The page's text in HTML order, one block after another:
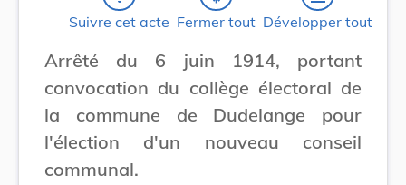
Suivre cet acte Fermer tout Développer tout
Arrêté du 6 juin 1914, portant
convocation du collège électoral de
la commune de Dudelange pour
l'élection d'un nouveau conseil
communal.